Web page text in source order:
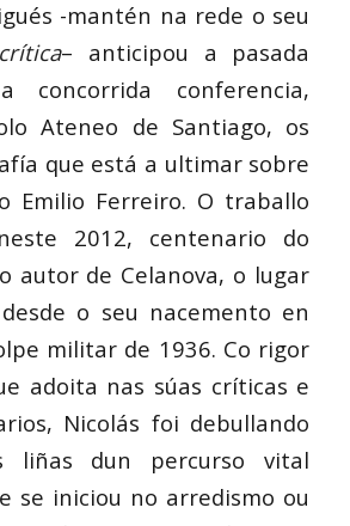
-mantén na rede o seu
– anticipou a pasada
concorrida conferencia,
Ateneo de Santiago, os
que está a ultimar sobre
Emilio Ferreiro. O traballo
2012, centenario do
autor de Celanova, o lugar
o seu nacemento en
militar de 1936. Co rigor
adoita nas súas críticas e
Nicolás foi debullando
liñas dun percurso vital
se iniciou no arredismo ou